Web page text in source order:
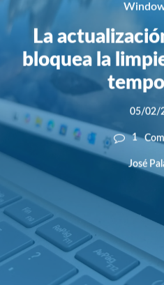
La
bloquea la
05/02/
1
José